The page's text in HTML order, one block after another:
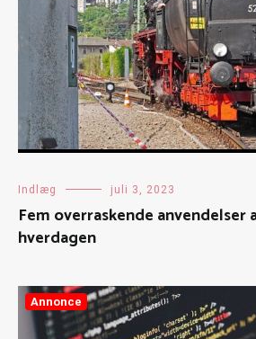
Indlæg juli 3, 2023
Fem overraskende
hverdagen
Annonce